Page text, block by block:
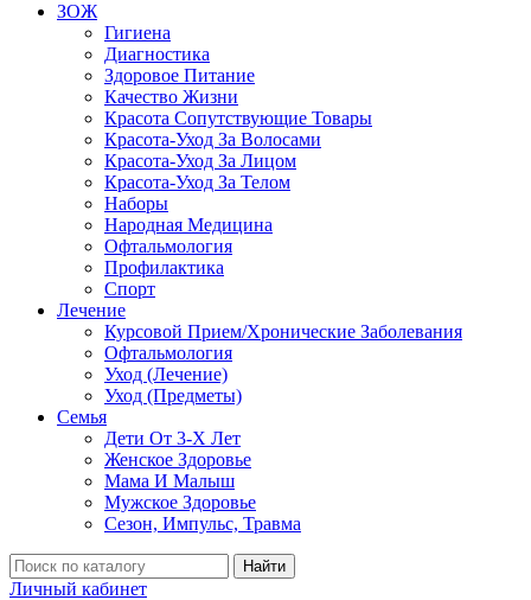
ЗОЖ
Гигиена
Диагностика
Здоровое Питание
Качество Жизни
Красота Сопутствующие Товары
Красота-Уход За Волосами
Красота-Уход За Лицом
Красота-Уход За Телом
Наборы
Народная Медицина
Офтальмология
Профилактика
Спорт
Лечение
Курсовой Прием/Хронические Заболевания
Офтальмология
Уход (Лечение)
Уход (Предметы)
Семья
Дети От 3-Х Лет
Женское Здоровье
Мама И Малыш
Мужское Здоровье
Сезон, Импульс, Травма
Найти
Личный кабинет